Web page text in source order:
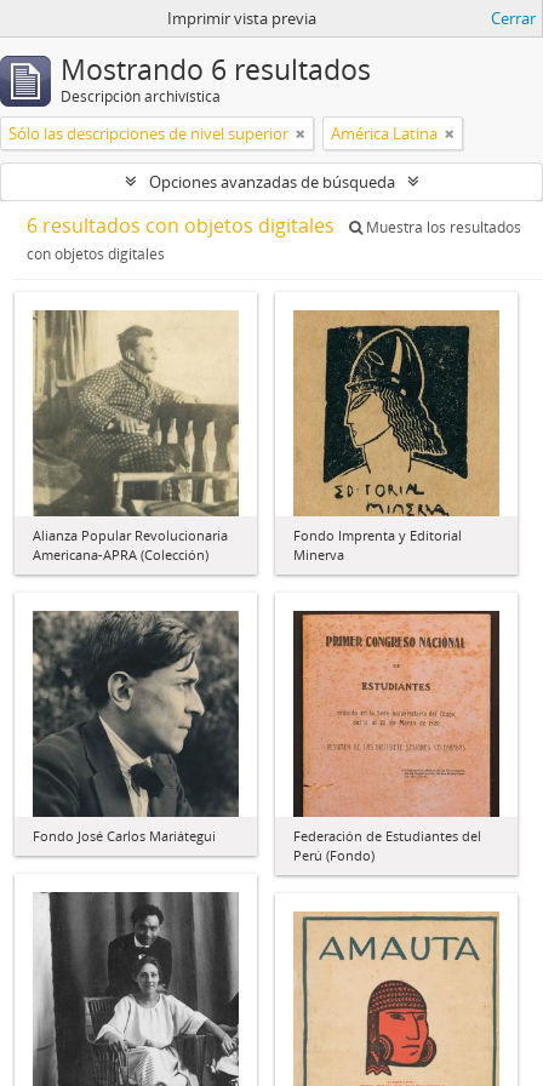
Imprimir vista previa Cerrar
Mostrando 6 resultados
Descripción archivística
Sólo las descripciones de nivel superior América Latina
Opciones avanzadas de búsqueda
6 resultados con objetos digitales
Muestra los resultados
con objetos digitales
Alianza Popular Revolucionaria
Americana-APRA (Colección)
Fondo Imprenta y Editorial
Minerva
Fondo José Carlos Mariátegui
Federación de Estudiantes del
Perú (Fondo)